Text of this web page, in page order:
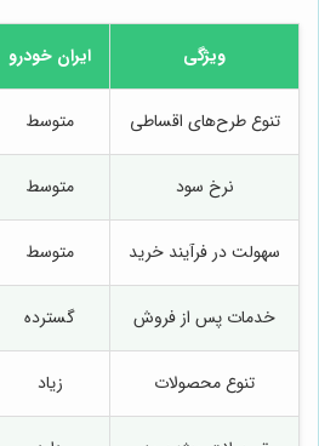
ویژگی ایران خودرو
تنوع طرح‌های اقساطی متوسط
نرخ سود متوسط
سهولت در فرآیند خرید متوسط
خدمات پس از فروش گسترده
تنوع محصولات زیاد